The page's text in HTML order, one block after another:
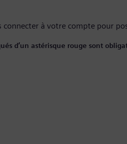
connecter à votre compte pour
d’un astérisque rouge sont